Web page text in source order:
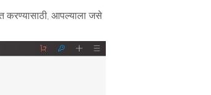
करण्यासाठी, आपल्याला जसे